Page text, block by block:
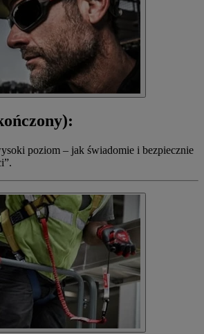
poziom – jak świadomie i bezpiecznie